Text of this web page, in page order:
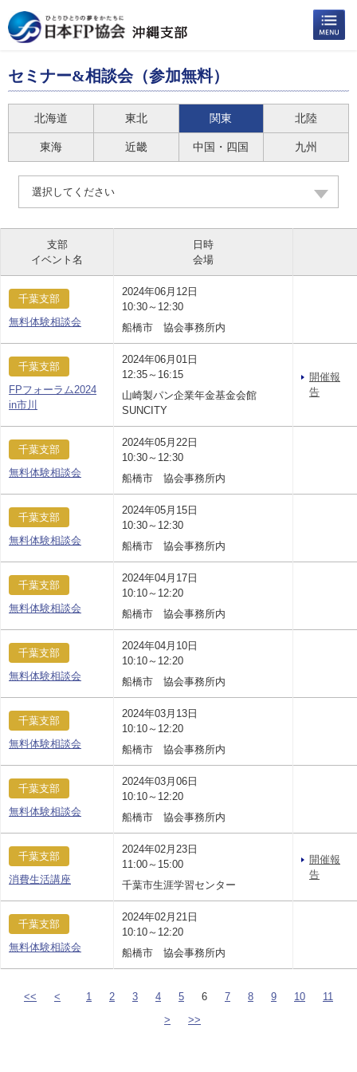
セミナー&相談会（参加無料）
北海道 東北 関東 北陸
東海 近畿 中国・四国 九州
選択してください
支部
イベント名
日時
会場
千葉支部
無料体験相談会
2024年06月12日
10:30～12:30
船橋市 協会事務所内
千葉支部
FPフォーラム2024
in市川
2024年06月01日
12:35～16:15
山崎製パン企業年金基金会館
SUNCITY
開催報
告
千葉支部
無料体験相談会
2024年05月22日
10:30～12:30
船橋市 協会事務所内
千葉支部
無料体験相談会
2024年05月15日
10:30～12:30
船橋市 協会事務所内
千葉支部
無料体験相談会
2024年04月17日
10:10～12:20
船橋市 協会事務所内
千葉支部
無料体験相談会
2024年04月10日
10:10～12:20
船橋市 協会事務所内
千葉支部
無料体験相談会
2024年03月13日
10:10～12:20
船橋市 協会事務所内
千葉支部
無料体験相談会
2024年03月06日
10:10～12:20
船橋市 協会事務所内
千葉支部
消費生活講座
2024年02月23日
11:00～15:00
千葉市生涯学習センター
開催報
告
千葉支部
無料体験相談会
2024年02月21日
10:10～12:20
船橋市 協会事務所内
<< < 1 2 3 4 5 6 7 8 9 10
11
>
>>